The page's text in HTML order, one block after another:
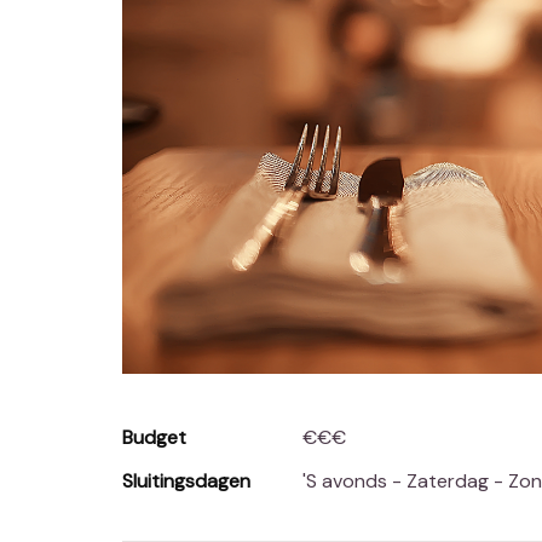
Budget
€€€
Sluitingsdagen
's avonds - Zaterdag -